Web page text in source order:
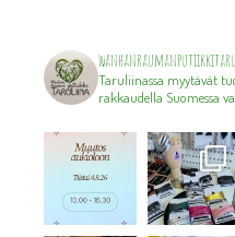
Taruliinassa myytävät
rakkaudella Suomessa